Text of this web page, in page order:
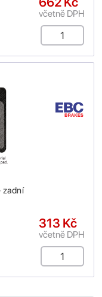
včetně DPH
zadní
313 Kč
včetně DPH